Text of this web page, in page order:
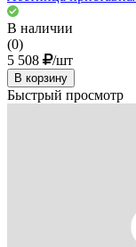
В наличии
(0)
5 508
/шт
В корзину
Быстрый просмотр